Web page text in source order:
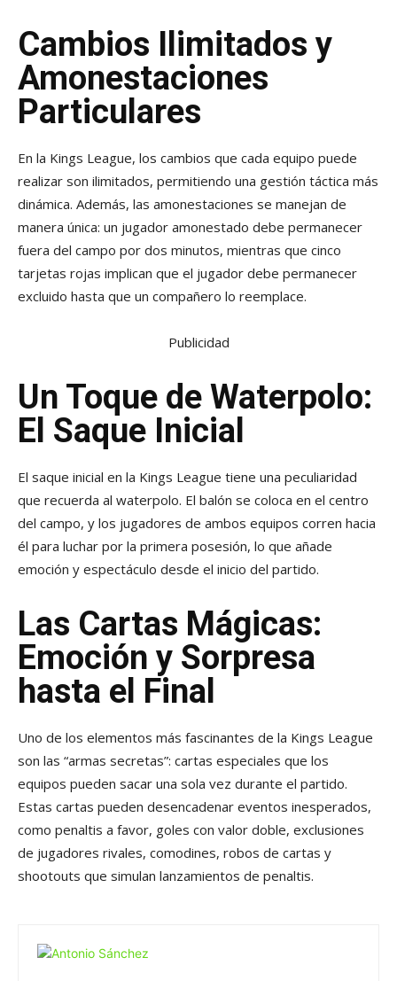
Cambios Ilimitados y
Amonestaciones
Particulares
En la Kings League, los cambios que cada equipo puede
realizar son ilimitados, permitiendo una gestión táctica más
dinámica. Además, las amonestaciones se manejan de
manera única: un jugador amonestado debe permanecer
fuera del campo por dos minutos, mientras que cinco
tarjetas rojas implican que el jugador debe permanecer
excluido hasta que un compañero lo reemplace.
Publicidad
Un Toque de Waterpolo:
El Saque Inicial
El saque inicial en la Kings League tiene una peculiaridad
que recuerda al waterpolo. El balón se coloca en el centro
del campo, y los jugadores de ambos equipos corren hacia
él para luchar por la primera posesión, lo que añade
emoción y espectáculo desde el inicio del partido.
Las Cartas Mágicas:
Emoción y Sorpresa
hasta el Final
Uno de los elementos más fascinantes de la Kings League
son las “armas secretas”: cartas especiales que los
equipos pueden sacar una sola vez durante el partido.
Estas cartas pueden desencadenar eventos inesperados,
como penaltis a favor, goles con valor doble, exclusiones
de jugadores rivales, comodines, robos de cartas y
shootouts que simulan lanzamientos de penaltis.